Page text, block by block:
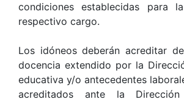
condiciones establecidas para
respectivo cargo.
Los idóneos deberán acreditar
docencia extendido por la
educativa y/o antecedentes
acreditados ante la